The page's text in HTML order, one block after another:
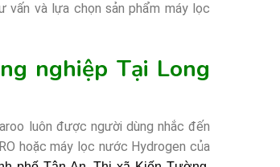
và lựa chọn sản phẩm máy lọc
nghiệp Tại Long
luôn được người dùng nhắc đến
hoặc máy lọc nước Hydrogen của